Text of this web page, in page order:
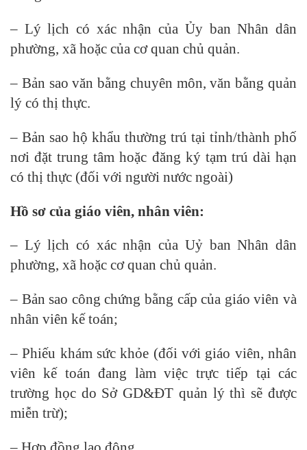
– Lý lịch có xác nhận của Ủy ban Nhân dân
phường, xã hoặc của cơ quan chủ quản.
– Bản sao văn bằng chuyên môn, văn bằng quản
lý có thị thực.
– Bản sao hộ khẩu thường trú tại tỉnh/thành phố
nơi đặt trung tâm hoặc đăng ký tạm trú dài hạn
có thị thực (đối với người nước ngoài)
Hồ sơ của giáo viên, nhân viên:
– Lý lịch có xác nhận của Uỷ ban Nhân dân
phường, xã hoặc cơ quan chủ quản.
– Bản sao công chứng bằng cấp của giáo viên và
nhân viên kế toán;
– Phiếu khám sức khỏe (đối với giáo viên, nhân
viên kế toán đang làm việc trực tiếp tại các
trường học do Sở GD&ĐT quản lý thì sẽ được
miễn trừ);
– Hợp đồng lao động